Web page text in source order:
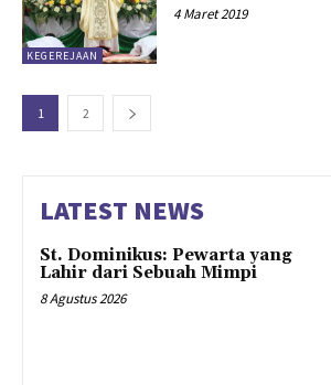
KEGEREJAAN
4 Maret 2019
1 2
LATEST NEWS
St. Dominikus: Pewarta yang
Lahir dari Sebuah Mimpi
8 Agustus 2026